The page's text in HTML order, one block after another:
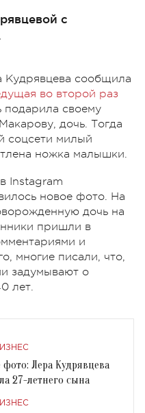
с
Кудрявцева сообщила
во второй раз
подарила своему
дочь. Тогда
соцсети милый
ножка малышки.
Instagram
новое фото. На
дочь на
пришли в
и
многие писали, что,
задумывают о
лет.
фото: Лера Кудрявцева
27-летнего сына